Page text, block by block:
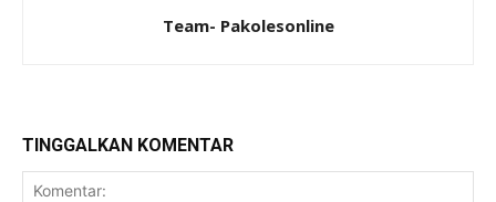
Team- Pakolesonline
TINGGALKAN KOMENTAR